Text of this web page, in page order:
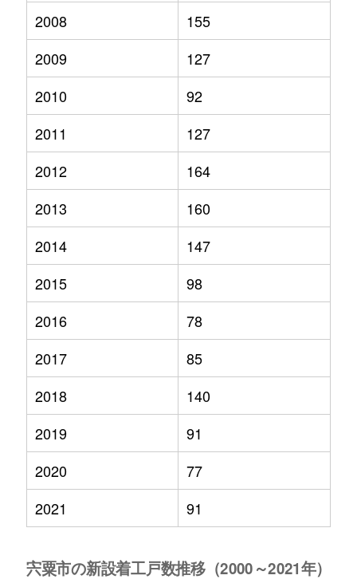
2008
155
2009
127
2010
92
2011
127
2012
164
2013
160
2014
147
2015
98
2016
78
2017
85
2018
140
2019
91
2020
77
2021
91